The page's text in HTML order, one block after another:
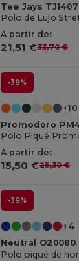
Tee Jays TJ1407
Polo de Lujo
A partir de:
21,51 €33,70 €
-39%
+10
Promodoro
A partir de:
15,50 €25,30 €
-39%
+4
Neutral O20080
Polo piqué de